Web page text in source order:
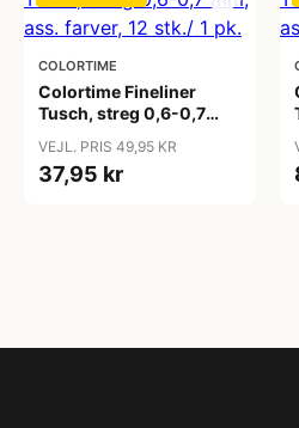
COLORTIME
Colortime Fineliner
Tusch, streg 0,6-0,7
pk.
VEJL. PRIS 49,95 KR
37,95 kr